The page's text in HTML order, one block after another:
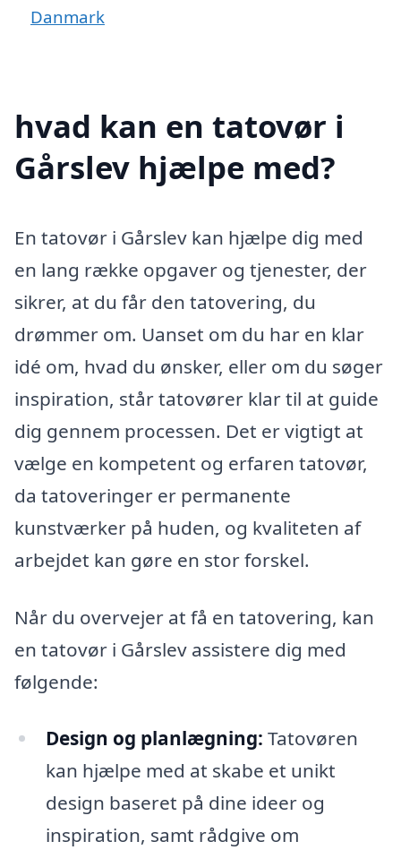
Danmark
hvad kan en tatovør i
Gårslev hjælpe med?
En tatovør i Gårslev kan hjælpe dig med
en lang række opgaver og tjenester, der
sikrer, at du får den tatovering, du
drømmer om. Uanset om du har en klar
idé om, hvad du ønsker, eller om du søger
inspiration, står tatovører klar til at guide
dig gennem processen. Det er vigtigt at
vælge en kompetent og erfaren tatovør,
da tatoveringer er permanente
kunstværker på huden, og kvaliteten af
arbejdet kan gøre en stor forskel.
Når du overvejer at få en tatovering, kan
en tatovør i Gårslev assistere dig med
følgende:
Design og planlægning: Tatovøren
kan hjælpe med at skabe et unikt
design baseret på dine ideer og
inspiration, samt rådgive om